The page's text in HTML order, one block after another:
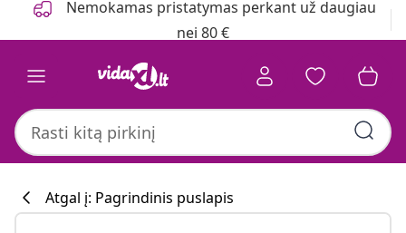
Nemokamas pristatymas perkant už daugiau
nei 80 €
Atgal į: Pagrindinis puslapis